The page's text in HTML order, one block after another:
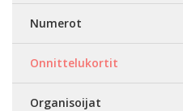
Numerot
Onnittelukortit
Organisoijat